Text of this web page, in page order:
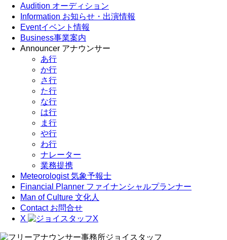
Audition オーディション
Information お知らせ・出演情報
Eventイベント情報
Business事業案内
Announcer アナウンサー
あ行
か行
さ行
た行
な行
は行
ま行
や行
わ行
ナレーター
業務提携
Meteorologist気象予報士
Financial Planner ファイナンシャルプランナー
Man of Culture 文化人
Contact お問合せ
X